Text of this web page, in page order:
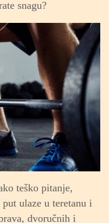
snagu?
teško pitanje,
ulaze u teretanu i
dvoručnih i